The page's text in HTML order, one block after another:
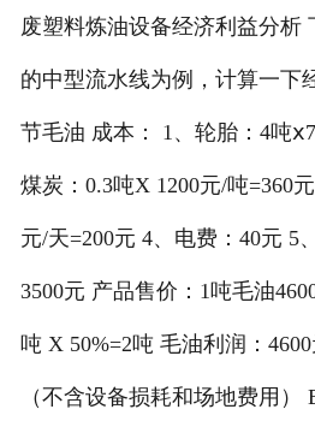
废塑料炼油设备经济利益分析
的中型流水线为例，计算一下
节毛油 成本： 1、轮胎：4吨
煤炭：0.3吨X 1200元/吨=360
元/天=200元 4、电费：40元 5
3500元 产品售价：1吨毛油
吨 X 50%=2吨 毛油利润：
（不含设备损耗和场地费用